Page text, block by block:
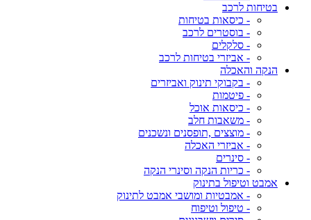
בטיחות לרכב
- כיסאות בטיחות
- בוסטרים לרכב
- סלקלים
- אביזרי בטיחות לרכב
הנקה והאכלה
- בקבוקי תינוק ואביזרים
- פיטמות
- כיסאות אוכל
- משאבות חלב
- מוצצים ,תופסנים ונשכנים
- אביזרי האכלה
- סינרים
- כריות הנקה וסינרי הנקה
אמבט וטיפול בתינוק
- אמבטיות ומושבי אמבט לתינוק
- טיפול וטיפוח